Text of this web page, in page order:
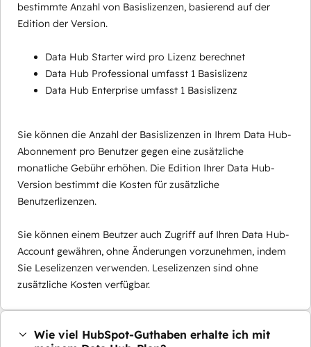
bestimmte Anzahl von Basislizenzen, basierend auf der
Edition der Version.
Data Hub Starter wird pro Lizenz berechnet
Data Hub Professional umfasst 1 Basislizenz
Data Hub Enterprise umfasst 1 Basislizenz
Sie können die Anzahl der Basislizenzen in Ihrem Data Hub-
Abonnement pro Benutzer gegen eine zusätzliche
monatliche Gebühr erhöhen. Die Edition Ihrer Data Hub-
Version bestimmt die Kosten für zusätzliche
Benutzerlizenzen.
Sie können einem Beutzer auch Zugriff auf Ihren Data Hub-
Account gewähren, ohne Änderungen vorzunehmen, indem
Sie Leselizenzen verwenden. Leselizenzen sind ohne
zusätzliche Kosten verfügbar.
Wie viel HubSpot-Guthaben erhalte ich mit